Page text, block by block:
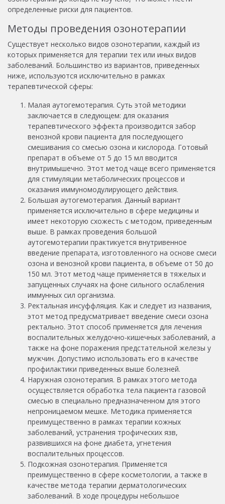
определенные риски для пациентов.
Методы проведения озонотерапии
Существует несколько видов озонотерапии, каждый из
которых применяется для терапии тех или иных видов
заболеваний. Большинство из вариантов, приведенных
ниже, используются исключительно в рамках
терапевтической сферы:
Малая аутогемотерапия. Суть этой методики
заключается в следующем: для оказания
терапевтического эффекта производится забор
венозной крови пациента для последующего
смешивания со смесью озона и кислорода. Готовый
препарат в объеме от 5 до 15 мл вводится
внутримышечно. Этот метод чаще всего применяется
для стимуляции метаболических процессов и
оказания иммуномодулирующего действия.
Большая аутогемотерапия. Данный вариант
применяется исключительно в сфере медицины и
имеет некоторую схожесть с методом, приведенным
выше. В рамках проведения большой
аутогемотерапии практикуется внутривенное
введение препарата, изготовленного на основе смеси
озона и венозной крови пациента, в объеме от 50 до
150 мл. Этот метод чаще применяется в тяжелых и
запущенных случаях на фоне сильного ослабления
иммунных сил организма.
Ректальная инсуффляция. Как и следует из названия,
этот метод предусматривает введение смеси озона
ректально. Этот способ применяется для лечения
воспалительных желудочно-кишечных заболеваний, а
также на фоне поражения предстательной железы у
мужчин. Допустимо использовать его в качестве
профилактики приведенных выше болезней.
Наружная озонотерапия. В рамках этого метода
осуществляется обработка тела пациента газовой
смесью в специально предназначенном для этого
непроницаемом мешке. Методика применяется
преимущественно в рамках терапии кожных
заболеваний, устранения трофических язв,
развившихся на фоне диабета, угнетения
воспалительных процессов.
Подкожная озонотерапия. Применяется
преимущественно в сфере косметологии, а также в
качестве метода терапии дерматологических
заболеваний. В ходе процедуры небольшое